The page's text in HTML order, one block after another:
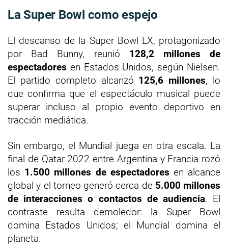
La Super Bowl como espejo
El descanso de la Super Bowl LX, protagonizado
por Bad Bunny, reunió 128,2 millones de
espectadores en Estados Unidos, según Nielsen.
El partido completo alcanzó 125,6 millones, lo
que confirma que el espectáculo musical puede
superar incluso al propio evento deportivo en
tracción mediática.
Sin embargo, el Mundial juega en otra escala. La
final de Qatar 2022 entre Argentina y Francia rozó
los 1.500 millones de espectadores en alcance
global y el torneo generó cerca de 5.000 millones
de interacciones o contactos de audiencia. El
contraste resulta demoledor: la Super Bowl
domina Estados Unidos; el Mundial domina el
planeta.